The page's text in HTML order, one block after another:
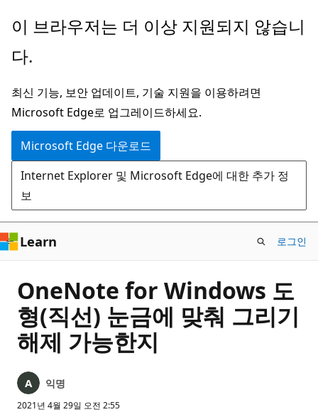
주
콘
츠
로
건
너
뛰
기
이 브라우저는 더 이상 지원되지 않습니
다.
최신 기능, 보안 업데이트, 기술 지원을 이용하려면
Microsoft Edge로 업그레이드하세요.
Microsoft Edge 다운로드
Internet Explorer 및 Microsoft Edge에 대한 추가 정
보
Learn 로그인
OneNote for Windows 도
형(직선) 눈금에 맞춰 그리기
해제 가능한지
익명
2021년 4월 29일 오전 2:55